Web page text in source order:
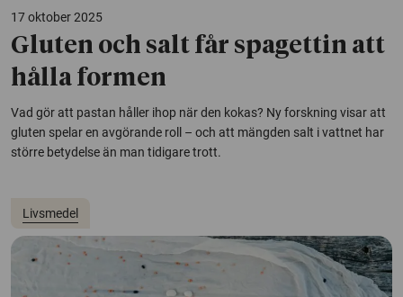
17 oktober 2025
Gluten och salt får spagettin att
hålla formen
Vad gör att pastan håller ihop när den kokas? Ny forskning visar att
gluten spelar en avgörande roll – och att mängden salt i vattnet har
större betydelse än man tidigare trott.
Livsmedel